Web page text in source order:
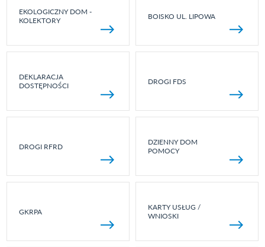
EKOLOGICZNY DOM -
KOLEKTORY
BOISKO UL. LIPOWA
DEKLARACJA
DOSTĘPNOŚCI
DROGI FDS
DROGI RFRD
DZIENNY DOM
POMOCY
GKRPA
KARTY USŁUG /
WNIOSKI